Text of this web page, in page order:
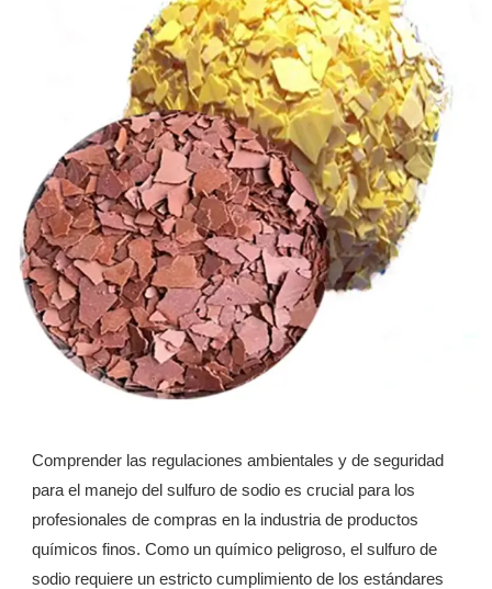
Comprender las regulaciones ambientales y de seguridad
para el manejo del sulfuro de sodio es crucial para los
profesionales de compras en la industria de productos
químicos finos. Como un químico peligroso, el sulfuro de
sodio requiere un estricto cumplimiento de los estándares